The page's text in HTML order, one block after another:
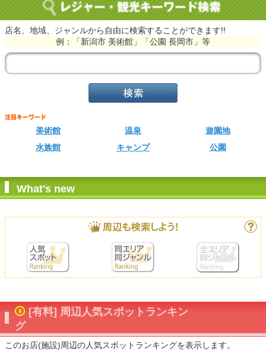
店名、地域、ジャンルから自由に検索することができます!!
例：「新潟市 美術館」「公園 長岡市」等
美術館 温泉
遊園地
水族館
キャンプ 公園
What's new
[有料] 周辺人気スポットランキン
グ
このお店(施設)周辺の人気スポットランキングを表示します。